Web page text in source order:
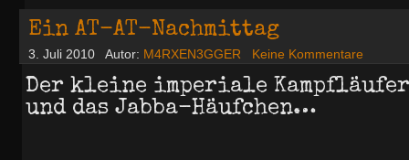
Ein AT-AT-Nachmittag
3. Juli 2010 Autor: M4RXEN3GGER Keine Kommentare
Der kleine imperiale Kampfläufer
und das Jabba-Häufchen…